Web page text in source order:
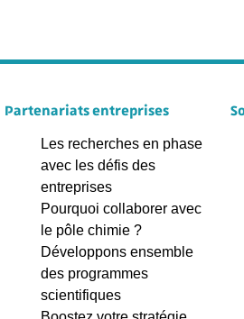
Partenariats entreprises
Les recherches en phase
avec les défis des
entreprises
Pourquoi collaborer avec
le pôle chimie ?
Développons ensemble
des programmes
scientifiques